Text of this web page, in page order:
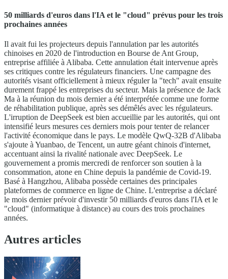
50 milliards d'euros dans l'IA et le "cloud" prévus pour les trois
prochaines années
Il avait fui les projecteurs depuis l'annulation par les autorités
chinoises en 2020 de l'introduction en Bourse de Ant Group,
entreprise affiliée à Alibaba. Cette annulation était intervenue après
ses critiques contre les régulateurs financiers. Une campagne des
autorités visant officiellement à mieux réguler la "tech" avait ensuite
durement frappé les entreprises du secteur. Mais la présence de Jack
Ma à la réunion du mois dernier a été interprétée comme une forme
de réhabilitation publique, après ses démêlés avec les régulateurs.
L'irruption de DeepSeek est bien accueillie par les autorités, qui ont
intensifié leurs mesures ces derniers mois pour tenter de relancer
l'activité économique dans le pays. Le modèle QwQ-32B d'Alibaba
s'ajoute à Yuanbao, de Tencent, un autre géant chinois d'internet,
accentuant ainsi la rivalité nationale avec DeepSeek. Le
gouvernement a promis mercredi de renforcer son soutien à la
consommation, atone en Chine depuis la pandémie de Covid-19.
Basé à Hangzhou, Alibaba possède certaines des principales
plateformes de commerce en ligne de Chine. L'entreprise a déclaré
le mois dernier prévoir d'investir 50 milliards d'euros dans l'IA et le
"cloud" (informatique à distance) au cours des trois prochaines
années.
Autres articles